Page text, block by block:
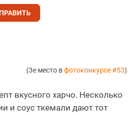
(3е место вфотоконкурсе #53)
вкусного харчо. Несколько
и соус ткемали дают тот